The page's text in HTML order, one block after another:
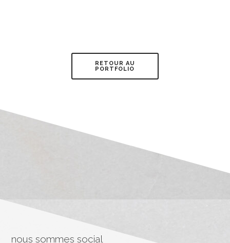
RETOUR AU
PORTFOLIO
nous sommes social